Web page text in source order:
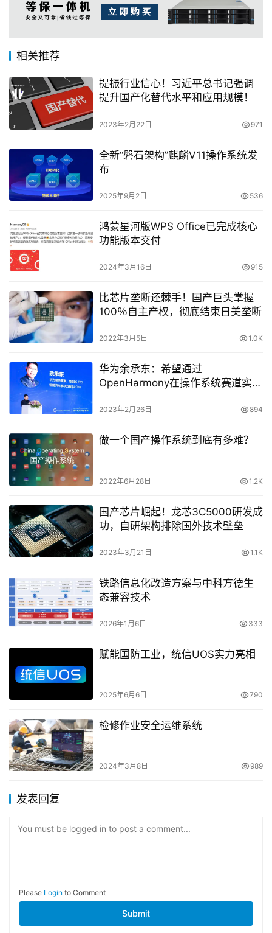
相关推荐
提振行业信心！习近平总书记强调
提升国产化替代水平和应用规模！
2023年2月22日 971
全新“磐石架构”麒麟V11操作系统发
布
2025年9月2日 536
鸿蒙星河版WPS Office已完成核心
功能版本交付
2024年3月16日 915
比芯片垄断还棘手！国产巨头掌握
100％自主产权，彻底结束日美垄断
2022年3月5日 1.0K
华为余承东：希望通过
OpenHarmony在操作系统赛道实现
2023年2月26日 894
做一个国产操作系统到底有多难？
2022年6月28日 1.2K
国产芯片崛起！龙芯3C5000研发成
功，自研架构排除国外技术壁垒
2023年3月21日 1.1K
铁路信息化改造方案与中科方德生
态兼容技术
2026年1月6日 333
赋能国防工业，统信UOS实力亮相
2025年6月6日 790
检修作业安全运维系统
2024年3月8日 989
发表回复
You must be logged in to post a comment...
Please Login to Comment
Submit